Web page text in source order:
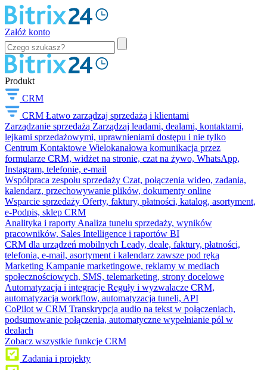
Załóż konto
Produkt
CRM
CRM Łatwo zarządzaj sprzedażą i klientami
Zarządzanie sprzedażą Zarządzaj leadami, dealami, kontaktami,
lejkami sprzedażowymi, uprawnieniami dostępu i nie tylko
Centrum Kontaktowe Wielokanałowa komunikacja przez
formularze CRM, widżet na stronie, czat na żywo, WhatsApp,
Instagram, telefonię, e-mail
Współpraca zespołu sprzedaży Czat, połączenia wideo, zadania,
kalendarz, przechowywanie plików, dokumenty online
Wsparcie sprzedaży Oferty, faktury, płatności, katalog, asortyment,
e-Podpis, sklep CRM
Analityka i raporty Analiza tunelu sprzedaży, wyników
pracowników, Sales Intelligence i raportów BI
CRM dla urządzeń mobilnych Leady, deale, faktury, płatności,
telefonia, e-mail, asortyment i kalendarz zawsze pod ręką
Marketing Kampanie marketingowe, reklamy w mediach
społecznościowych, SMS, telemarketing, strony docelowe
Automatyzacja i integracje Reguły i wyzwalacze CRM,
automatyzacja workflow, automatyzacja tuneli, API
CoPilot w CRM Transkrypcja audio na tekst w połączeniach,
podsumowanie połączenia, automatyczne wypełnianie pól w
dealach
Zobacz wszystkie funkcje CRM
Zadania i projekty